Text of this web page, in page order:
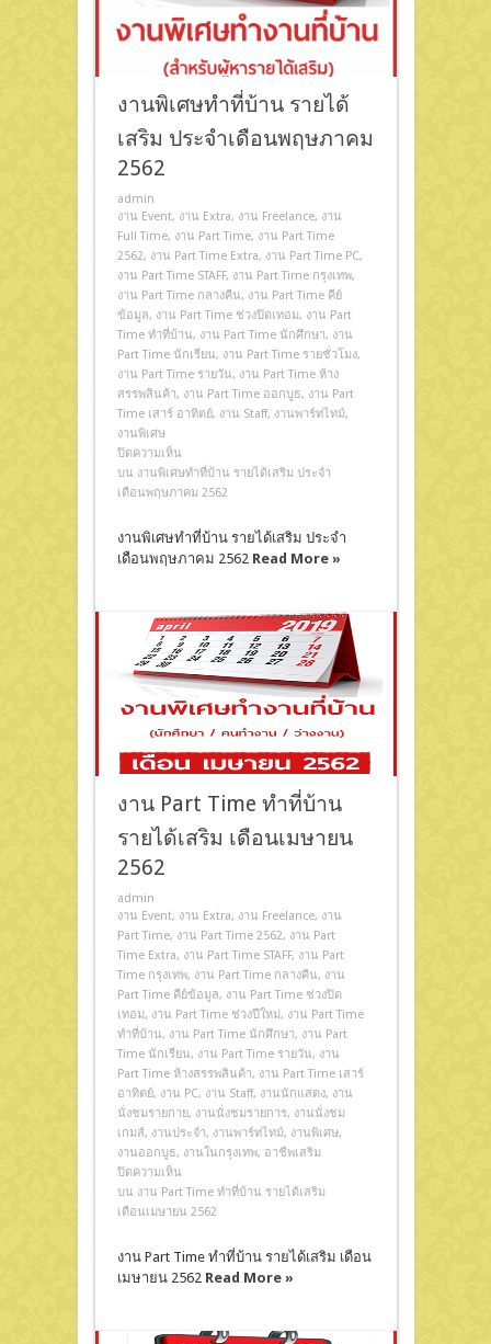
งานพิเศษทำที่บ้าน รายได้
เสริม ประจำเดือนพฤษภาคม
2562
admin
งาน Event, งาน Extra, งาน Freelance, งาน
Full Time, งาน Part Time, งาน Part Time
2562, งาน Part Time Extra, งาน Part Time PC,
งาน Part Time STAFF, งาน Part Time กรุงเทพ,
งาน Part Time กลางคืน, งาน Part Time คีย์
ข้อมูล, งาน Part Time ช่วงปิดเทอม, งาน Part
Time ทําที่บ้าน, งาน Part Time นักศึกษา, งาน
Part Time นักเรียน, งาน Part Time รายชั่วโมง,
งาน Part Time รายวัน, งาน Part Time ห้าง
สรรพสินค้า, งาน Part Time ออกบูธ, งาน Part
Time เสาร์ อาทิตย์, งาน Staff, งานพาร์ทไทม์,
งานพิเศษ
ปิดความเห็น
บน งานพิเศษทำที่บ้าน รายได้เสริม ประจำ
เดือนพฤษภาคม 2562
งานพิเศษทำที่บ้าน รายได้เสริม ประจำ
เดือนพฤษภาคม 2562 Read More »
งาน Part Time ทำที่บ้าน
รายได้เสริม เดือนเมษายน
2562
admin
งาน Event, งาน Extra, งาน Freelance, งาน
Part Time, งาน Part Time 2562, งาน Part
Time Extra, งาน Part Time STAFF, งาน Part
Time กรุงเทพ, งาน Part Time กลางคืน, งาน
Part Time คีย์ข้อมูล, งาน Part Time ช่วงปิด
เทอม, งาน Part Time ช่วงปีใหม่, งาน Part Time
ทําที่บ้าน, งาน Part Time นักศึกษา, งาน Part
Time นักเรียน, งาน Part Time รายวัน, งาน
Part Time ห้างสรรพสินค้า, งาน Part Time เสาร์
อาทิตย์, งาน PC, งาน Staff, งานนักแสดง, งาน
นั่งชมรายกาย, งานนั่งชมรายการ, งานนั่งชม
เกมส์, งานประจำ, งานพาร์ทไทม์, งานพิเศษ,
งานออกบูธ, งานในกรุงเทพ, อาชีพเสริม
ปิดความเห็น
บน งาน Part Time ทำที่บ้าน รายได้เสริม
เดือนเมษายน 2562
งาน Part Time ทำที่บ้าน รายได้เสริม เดือน
เมษายน 2562 Read More »